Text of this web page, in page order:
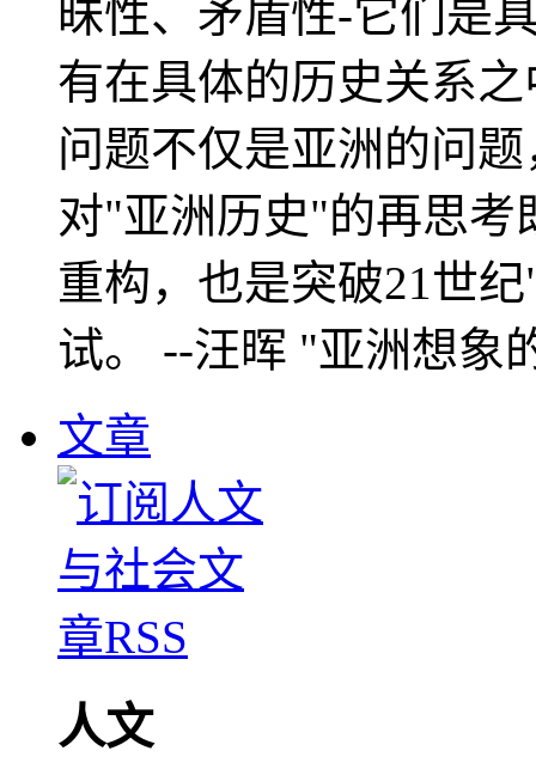
昧性、矛盾性-它们是
有在具体的历史关系
问题不仅是亚洲的问
对"亚洲历史"的再思考
重构，也是突破21世
试。 --汪晖 "亚洲想象
文章
人文